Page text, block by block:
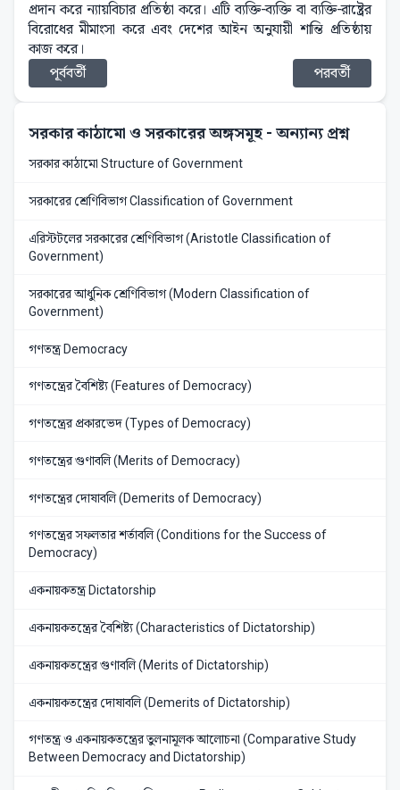
প্রদান করে ন্যায়বিচার প্রতিষ্ঠা করে। এটি ব্যক্তি-ব্যক্তি বা ব্যক্তি-রাষ্ট্রের
বিরোধের মীমাংসা করে এবং দেশের আইন অনুযায়ী শান্তি প্রতিষ্ঠায়
কাজ করে।
পূর্ববর্তী
পরবর্তী
সরকার কাঠামো ও সরকারের অঙ্গসমূহ - অন্যান্য প্রশ্ন
সরকার কাঠামো Structure of Government
সরকারের শ্রেণিবিভাগ Classification of Government
এরিস্টটলের সরকারের শ্রেণিবিভাগ (Aristotle Classification of
Government)
সরকারের আধুনিক শ্রেণিবিভাগ (Modern Classification of
Government)
গণতন্ত্র Democracy
গণতন্ত্রের বৈশিষ্ট্য (Features of Democracy)
গণতন্ত্রের প্রকারভেদ (Types of Democracy)
গণতন্ত্রের গুণাবলি (Merits of Democracy)
গণতন্ত্রের দোষাবলি (Demerits of Democracy)
গণতন্ত্রের সফলতার শর্তাবলি (Conditions for the Success of
Democracy)
একনায়কতন্ত্র Dictatorship
একনায়কতন্ত্রের বৈশিষ্ট্য (Characteristics of Dictatorship)
একনায়কতন্ত্রের গুণাবলি (Merits of Dictatorship)
একনায়কতন্ত্রের দোষাবলি (Demerits of Dictatorship)
গণতন্ত্র ও একনায়কতন্ত্রের তুলনামূলক আলোচনা (Comparative Study
Between Democracy and Dictatorship)